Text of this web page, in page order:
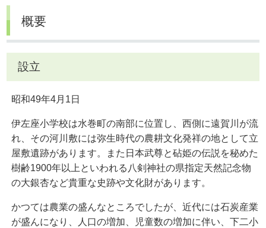
概要
設立
昭和49年4月1日
伊左座小学校は水巻町の南部に位置し、西側に遠賀川が流
れ、その河川敷には弥生時代の農耕文化発祥の地として立
屋敷遺跡があります。また日本武尊と砧姫の伝説を秘めた
樹齢1900年以上といわれる八剣神社の県指定天然記念物
の大銀杏など貴重な史跡や文化財があります。
かつては農業の盛んなところでしたが、近代には石炭産業
が盛んになり、人口の増加、児童数の増加に伴い、下二小